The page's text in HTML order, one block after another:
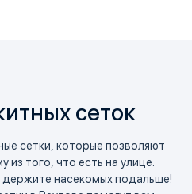
сеток
сетки, которые позволяют
из того, что есть на улице.
держите насекомых подальше!